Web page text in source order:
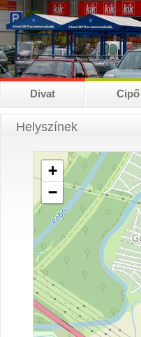
Divat Cipő
Helyszínek
+
−